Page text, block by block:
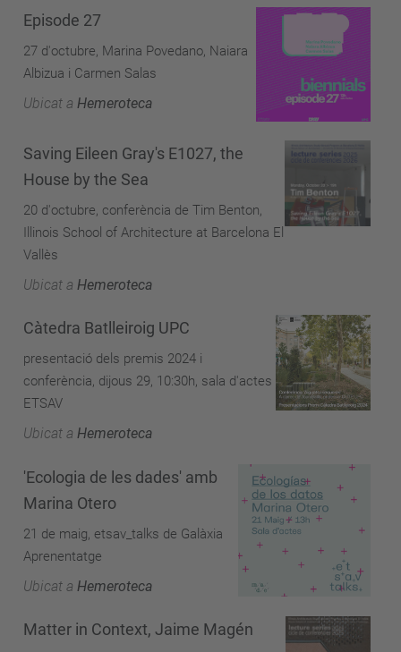
Episode 27
27 d'octubre, Marina Povedano, Naiara
Albizua i Carmen Salas
Ubicat a Hemeroteca
Saving Eileen Gray's E1027, the
House by the Sea
20 d'octubre, conferència de Tim Benton,
Illinois School of Architecture at Barcelona El
Vallès
Ubicat a Hemeroteca
Càtedra Batlleiroig UPC
presentació dels premis 2024 i
conferència, dijous 29, 10:30h, sala d'actes
ETSAV
Ubicat a Hemeroteca
'Ecologia de les dades' amb
Marina Otero
21 de maig, etsav_talks de Galàxia
Aprenentatge
Ubicat a Hemeroteca
Matter in Context, Jaime Magén